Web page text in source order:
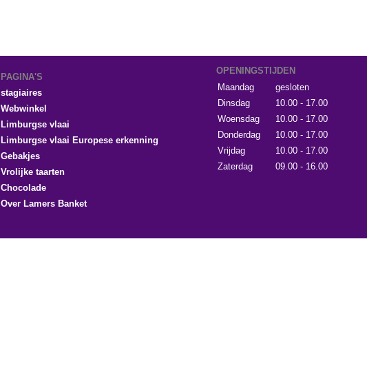
PAGINA'S
stagiaires
Webwinkel
Limburgse vlaai
Limburgse vlaai Europese erkenning
Gebakjes
Vrolijke taarten
Chocolade
Over Lamers Banket
OPENINGSTIJDEN
Maandag
gesloten
Dinsdag
10.00 - 17.00
Woensdag
10.00 - 17.00
Donderdag
10.00 - 17.00
Vrijdag
10.00 - 17.00
Zaterdag
09.00 - 16.00